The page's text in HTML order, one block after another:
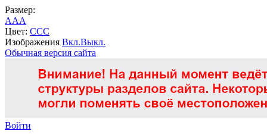
Размер:
AAA
Цвет: CCC
Изображения Вкл.Выкл.
Обычная версия сайта
Войти